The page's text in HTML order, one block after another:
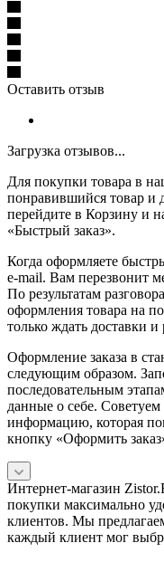
Оставить отзыв
Загрузка отзывов...
Для покупки товара в
понравившийся товар и
перейдите в Корзину и
«Быстрый заказ».
Когда оформляете
e-mail. Вам перезвонит
По результатам
оформления товара на
только ждать доставки
Оформление заказа в
следующим образом.
последовательным
данные о себе. Советуем
информацию, которая
кнопку «Оформить
Интернет-магазин
покупки максимально
клиентов. Мы
каждый клиент мог